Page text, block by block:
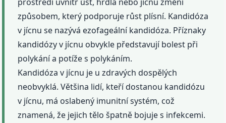
způsobem, který podporuje růst plísní. Kandidóza
v jícnu se nazývá ezofageální kandidóza. Příznaky
kandidózy v jícnu obvykle představují bolest při
polykání a potíže s polykáním.
Kandidóza v jícnu je u zdravých dospělých
neobvyklá. Většina lidí, kteří dostanou kandidózu
v jícnu, má oslabený imunitní systém, což
znamená, že jejich tělo špatně bojuje s infekcemi.